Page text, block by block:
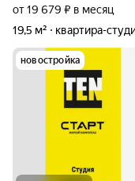
от 19 679 ₽ в месяц
19,5 м²
квартира-
новостройка